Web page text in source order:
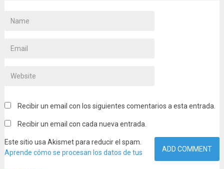
Recibir un email con los siguientes comentarios a esta entrada.
Recibir un email con cada nueva entrada.
Este sitio usa Akismet para reducir el spam.
Aprende cómo se procesan los datos de tus